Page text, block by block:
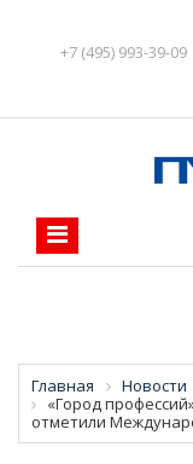
+7 (495) 993-39-09
Главная Новости
«Город
отметили